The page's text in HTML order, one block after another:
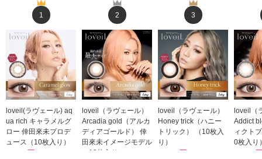
1
loveil(ラヴェール) aq
ua rich キャラメルグ
ロー 倖田來未プロデ
ュース（10枚入り）
1,760円
2
loveil（ラヴェール）
Arcadia gold（アルカ
ディアゴールド） 倖
田來未イメージモデル
（10枚入り）
3
loveil（ラヴェール）
Honey trick（ハニー
トリック） （10枚入
り）
1,760円
loveil（
Addict
ィクト
0枚入り
1,760